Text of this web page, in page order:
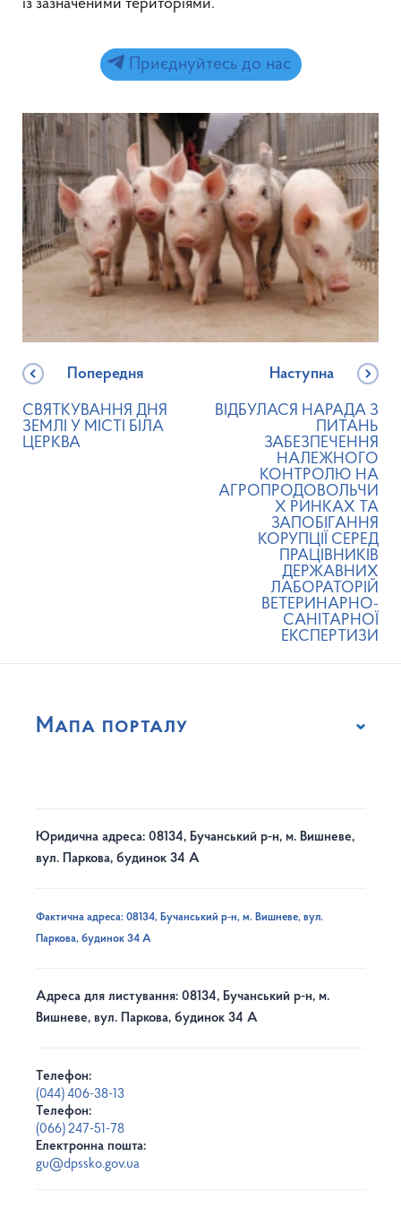
із зазначеними територіями.
Приєднуйтесь до нас
Попередня
СВЯТКУВАННЯ ДНЯ
ЗЕМЛІ У МІСТІ БІЛА
ЦЕРКВА
Наступна
ВІДБУЛАСЯ НАРАДА З
ПИТАНЬ
ЗАБЕЗПЕЧЕННЯ
НАЛЕЖНОГО
КОНТРОЛЮ НА
АГРОПРОДОВОЛЬЧИ
Х РИНКАХ ТА
ЗАПОБІГАННЯ
КОРУПЦІЇ СЕРЕД
ПРАЦІВНИКІВ
ДЕРЖАВНИХ
ЛАБОРАТОРІЙ
ВЕТЕРИНАРНО-
САНІТАРНОЇ
ЕКСПЕРТИЗИ
Мапа порталу
Юридична адреса: 08134, Бучанський р-н, м. Вишневе,
вул. Паркова, будинок 34 А
Фактична адреса: 08134, Бучанський р-н, м. Вишневе, вул.
Паркова, будинок 34 А
Адреса для листування: 08134, Бучанський р-н, м.
Вишневе, вул. Паркова, будинок 34 А
Телефон:
(044) 406-38-13
Телефон:
(066) 247-51-78
Електронна пошта:
gu@dpssko.gov.ua